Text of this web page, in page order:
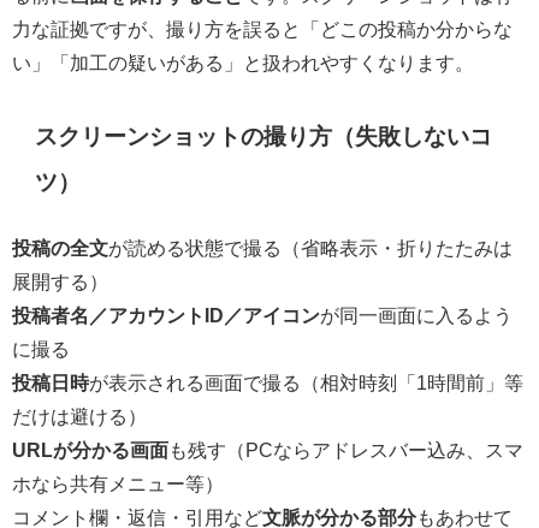
力な証拠ですが、撮り方を誤ると「どこの投稿か分からな
い」「加工の疑いがある」と扱われやすくなります。
スクリーンショットの撮り方（失敗しないコ
ツ）
投稿の全文が読める状態で撮る（省略表示・折りたたみは
展開する）
投稿者名／アカウントID／アイコンが同一画面に入るよう
に撮る
投稿日時が表示される画面で撮る（相対時刻「1時間前」等
だけは避ける）
URLが分かる画面も残す（PCならアドレスバー込み、スマ
ホなら共有メニュー等）
コメント欄・返信・引用など文脈が分かる部分もあわせて